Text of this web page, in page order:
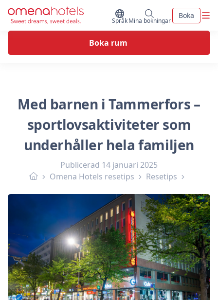
Skip to content
Byt Språk
Språk Mina bokningar
Mina bokningar
Boka
Boka rum
Med barnen i Tammerfors –
sportlovsaktiviteter som
underhåller hela familjen
Publicerad 14 januari 2025
Omena Hotels resetips
Resetips